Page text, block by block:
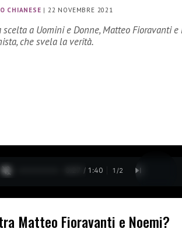
CHIANESE |22 NOVEMBRE 2021
scelta a Uomini e Donne, Matteo Fioravanti
che svela la verità.
0:28 / 1:40 1 /2
Matteo Fioravanti e Noemi?